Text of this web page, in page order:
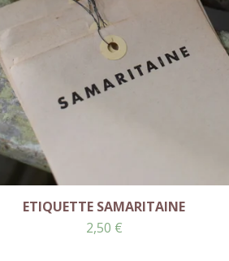
ETIQUETTE SAMARITAINE
2,50 €